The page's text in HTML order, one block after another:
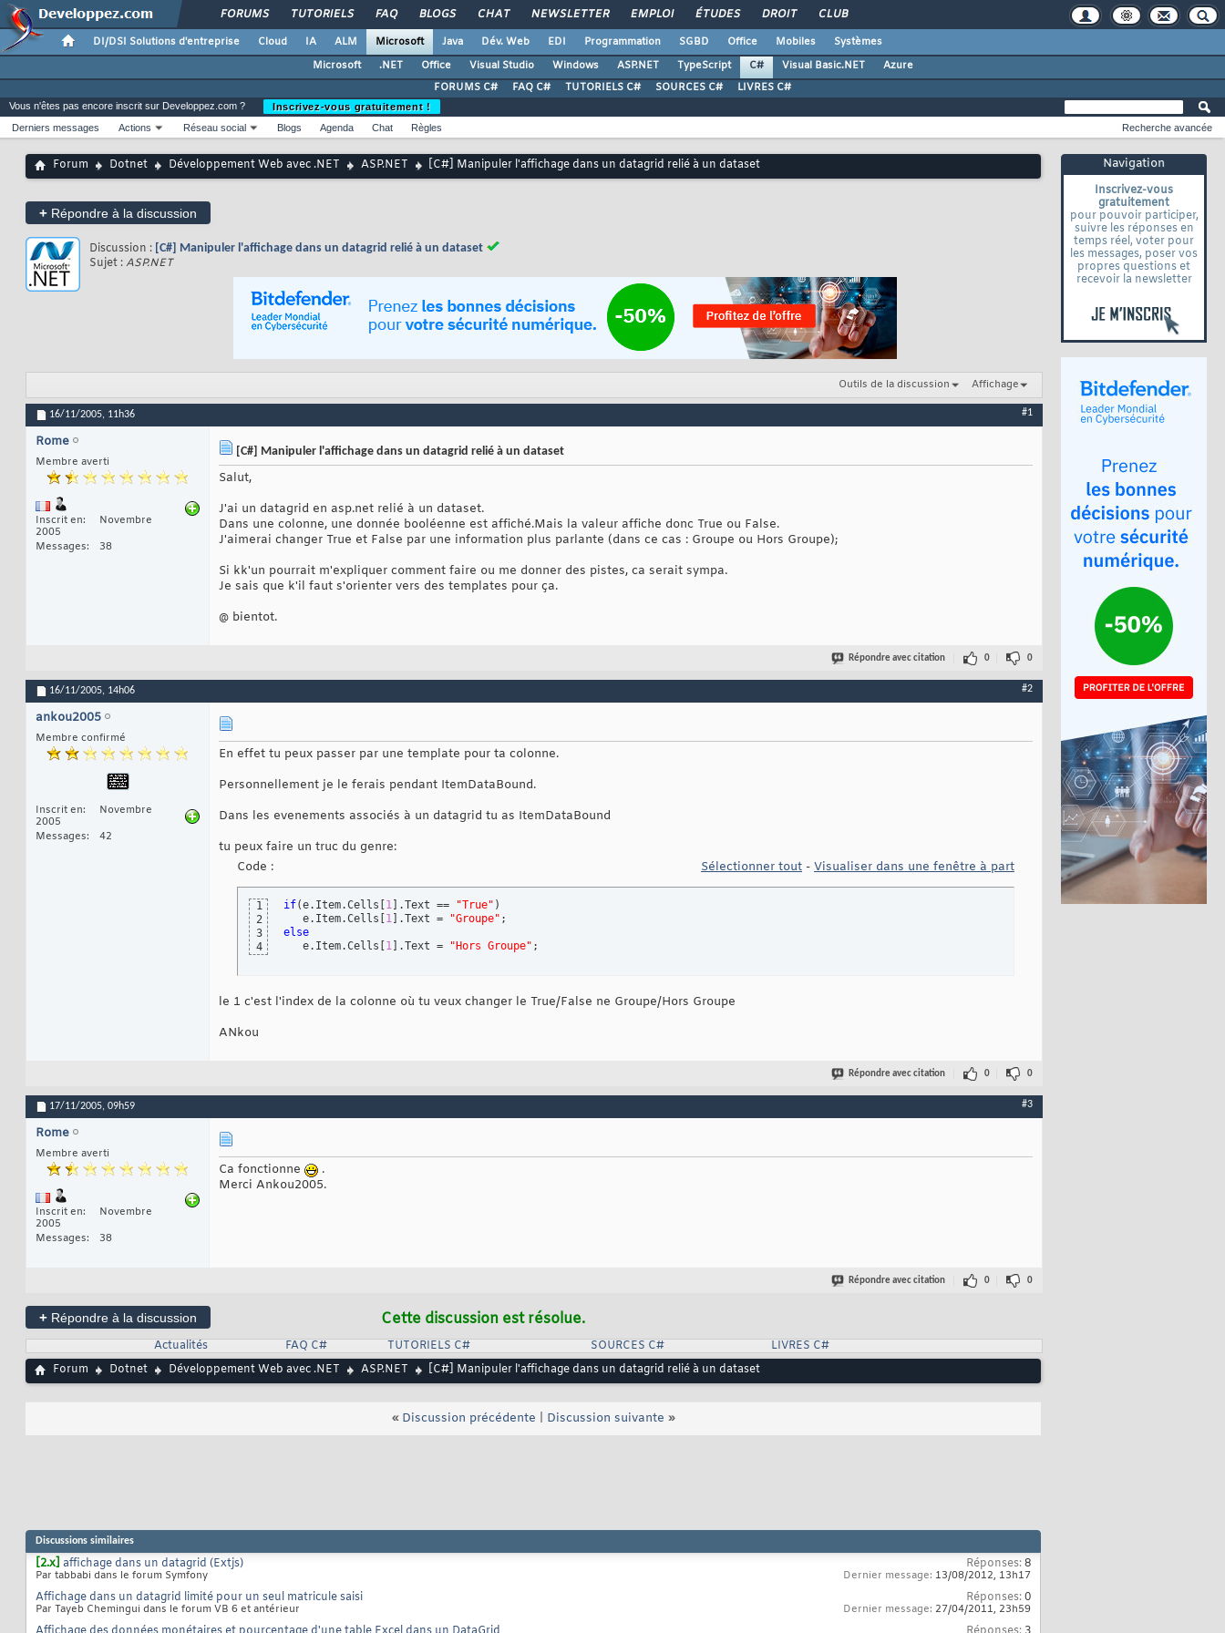
FORUMS TUTORIELS FAQ BLOGS CHAT NEWSLETTER EMPLOI ÉTUDES DROIT CLUB
DI/DSI Solutions d'entreprise Cloud IA ALM Microsoft Java Dév. Web EDI Programmation SGBD Office Mobiles
Systèmes
Microsoft
.NET Office Visual Studio Windows ASP.NET TypeScript C# Visual Basic.NET
Azure
FORUMS C#
FAQ C# TUTORIELS C# SOURCES C# LIVRES C#
Navigation
Inscrivez-vous
gratuitement
pour pouvoir participer,
suivre les réponses en
temps réel, voter pour
les messages, poser vos
propres questions et
recevoir la newsletter
Vous n'êtes pas encore inscrit sur Developpez.com ?
Inscrivez-vous gratuitement !
Derniers messages
Actions Réseau social Blogs Agenda Chat Règles Recherche avancée
Forum Dotnet Développement Web avec .NET ASP.NET [C#] Manipuler l'affichage dans un datagrid relié à un dataset
+ Répondre à la discussion
Discussion : [C#] Manipuler l'affichage dans un datagrid relié à un dataset
Sujet :ASP.NET
Outils de la discussion Affichage
16/11/2005, 11h36 #1
Rome
Membre averti
Inscrit en
Novembre
2005
Messages
38
[C#] Manipuler l'affichage dans un datagrid relié à un dataset
Salut,
J'ai un datagrid en asp.net relié à un dataset.
Dans une colonne, une donnée booléenne est affiché.Mais la valeur affiche donc True ou False.
J'aimerai changer True et False par une information plus parlante (dans ce cas : Groupe ou Hors Groupe);
Si kk'un pourrait m'expliquer comment faire ou me donner des pistes, ca serait sympa.
Je sais que k'il faut s'orienter vers des templates pour ça.
@ bientot.
Répondre avec citation 0 0
16/11/2005, 14h06 #2
ankou2005
Membre confirmé
Inscrit en
Novembre
2005
Messages
42
En effet tu peux passer par une template pour ta colonne.
Personnellement je le ferais pendant ItemDataBound.
Dans les evenements associés à un datagrid tu as ItemDataBound
tu peux faire un truc du genre:
Code :
Sélectionner tout - Visualiser dans une fenêtre à part
1
2
3
4
if(e.Item.Cells 1 .Text == "True" )
   e.Item.Cells
1 .Text = "Groupe"
else
   e.Item.Cells
1 .Text = "Hors Groupe" ;
le 1 c'est l'index de la colonne où tu veux changer le True/False ne Groupe/Hors Groupe
ANkou
Répondre avec citation 0 0
17/11/2005, 09h59 #3
Rome
Membre averti
Inscrit en
Novembre
2005
Messages
38
Ca fonctionne
.
Merci Ankou2005.
Répondre avec citation 0 0
+ Répondre à la discussion Cette discussion est résolue.
Actualités FAQ C# TUTORIELS C# SOURCES C#
LIVRES C#
Forum
Dotnet Développement Web avec .NET ASP.NET [C#] Manipuler l'affichage dans un datagrid relié à un dataset
« Discussion précédente Discussion suivante »
Discussions similaires
[2.x] affichage dans un datagrid (Extjs)
Par tabbabi dans le forum Symfony
Réponses:8
Dernier message: 13/08/2012, 13h17
Affichage dans un datagrid limité pour un seul matricule saisi
Par Tayeb Chemingui dans le forum VB 6 et antérieur
Réponses:0
Dernier message: 27/04/2011, 23h59